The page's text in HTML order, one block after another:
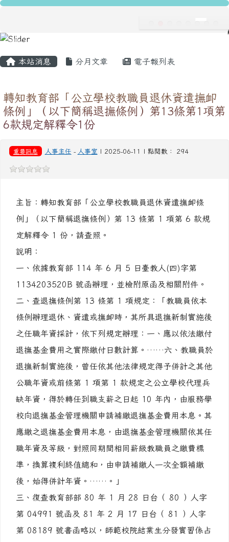
跳至主內容區
龍安國民小學
本站消息 分月文章 電子報列表
轉知教育部「公立學校教職員退休資遣撫卹
條例」（以下簡稱退撫條例）第13條第1項第
6款規定解釋令1份
重要訊息 人事主任 - 人事室 | 2025-06-11 | 點閱數： 294
主旨：轉知教育部「公立學校教職員退休資遣撫卹條
例」（以下簡稱退撫條例）第 13 條第 1 項第 6 款規
定解釋令 1 份，請查照。
說明：
一、依據教育部 114 年 6 月 5 日臺教人(四)字第
1134203520B 號函辦理，並檢附原函及相關附件。
二、查退撫條例第 13 條第 1 項規定：「教職員依本
條例辦理退休、資遣或撫卹時，其所具退撫新制實施後
之任職年資採計，依下列規定辦理：一、應以依法繳付
退撫基金費用之實際繳付日數計算。……六、教職員於
退撫新制實施後，曾任依其他法律規定得予併計之其他
公職年資或前條第 1 項第 1 款規定之公立學校代理兵
缺年資，得於轉任到職支薪之日起 10 年內，由服務學
校向退撫基金管理機關申請補繳退撫基金費用本息。其
應繳之退撫基金費用本息，由退撫基金管理機關依其任
職年資及等級，對照同期間相同薪級教職員之繳費標
準，換算複利終值總和，由申請補繳人一次全額補繳
後，始得併計年資。……。」
三、復查教育部部 80 年 1 月 28 日台（ 80 ）人字
第 04991 號函及 81 年 2 月 17 日台（ 81 ）人字
第 08189 號書函略以，師範校院結業生分發實習係占